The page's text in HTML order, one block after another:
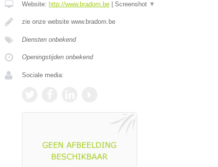
Website: http://www.bradom.be Screenshot ▼
zie onze website www.bradom.be
Diensten onbekend
Openingstijden onbekend
Sociale media: